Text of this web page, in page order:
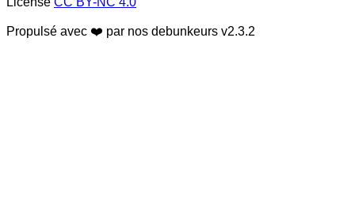
Propulsé avec ❤️ par nos debunkeurs v2.3.2